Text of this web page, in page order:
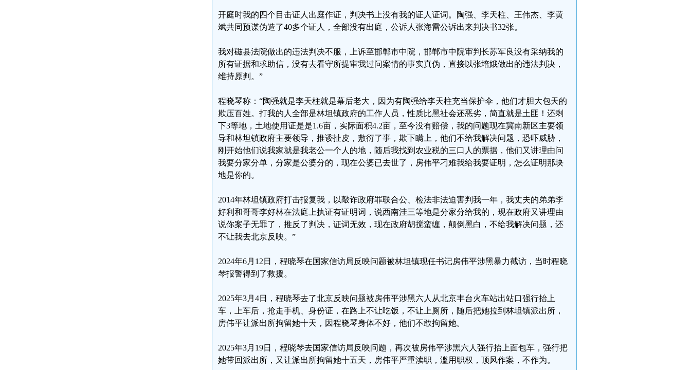
开庭时我的四个目击证人出庭作证，判决书上没有我的证人证词。陶强、李天柱、王伟杰、李黄
斌共同预谋伪造了40多个证人，全部没有出庭，公诉人张海雷公诉出来判决书32张。
我对磁县法院做出的违法判决不服，上诉至邯郸市中院，邯郸市中院审判长苏军良没有采纳我的
所有证据和求助信，没有去看守所提审我过问案情的事实真伪，直接以张培娥做出的违法判决，
维持原判。”
程晓琴称：“陶强就是李天柱就是幕后老大，因为有陶强给李天柱充当保护伞，他们才胆大包天的
欺压百姓。打我的人全部是林坦镇政府的工作人员，性质比黑社会还恶劣，简直就是土匪！还剩
下3等地，土地使用证是是1.6亩，实际面积4.2亩，至今没有赔偿，我的问题现在冀南新区主要领
导和林坦镇政府主要领导，推诿扯皮，敷衍了事，欺下瞒上，他们不给我解决问题，恐吓威胁，
刚开始他们说我家就是我老公一个人的地，随后我找到农业税的三口人的票据，他们又讲理由问
我要分家分单，分家是公婆分的，现在公婆已去世了，房伟平刁难我给我要证明，怎么证明那块
地是你的。
2014年林坦镇政府打击报复我，以敲诈政府罪联合公、检法非法迫害判我一年，我丈夫的弟弟李
好利和哥哥李好林在法庭上执证有证明词，说西南洼三等地是分家分给我的，现在政府又讲理由
说你案子无罪了，推反了判决，证词无效，现在政府胡搅蛮缠，颠倒黑白，不给我解决问题，还
不让我去北京反映。”
2024年6月12日，程晓琴在国家信访局反映问题被林坦镇现任书记房伟平涉黑暴力截访，当时程晓
琴报警得到了救援。
2025年3月4日，程晓琴去了北京反映问题被房伟平涉黑六人从北京丰台火车站出站口强行抬上
车，上车后，抢走手机、身份证，在路上不让吃饭，不让上厕所，随后把她拉到林坦镇派出所，
房伟平让派出所拘留她十天，因程晓琴身体不好，他们不敢拘留她。
2025年3月19日，程晓琴去国家信访局反映问题，再次被房伟平涉黑六人强行抬上面包车，强行把
她带回派出所，又让派出所拘留她十五天，房伟平严重渎职，滥用职权，顶风作案，不作为。